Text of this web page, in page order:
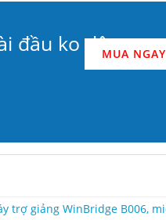
đầu ko dâyMUA NGAY